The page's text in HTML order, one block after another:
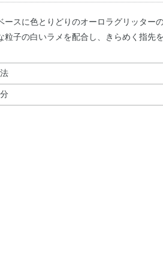
ースに色とりどりのオーロラグリッターの
粒子の白いラメを配合し、きらめく指先
注意